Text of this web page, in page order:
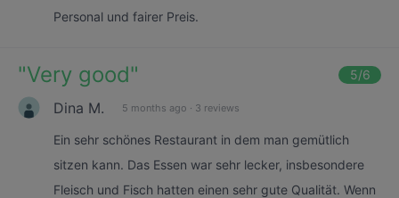
Personal und fairer Preis.
"Very good" 5/6
Dina M. 5 months ago · 3 reviews
Ein sehr schönes Restaurant in dem man gemütlich
sitzen kann. Das Essen war sehr lecker, insbesondere
Fleisch und Fisch hatten einen sehr gute Qualität. Wenn